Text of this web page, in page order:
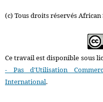
(c) Tous droits réservés African
Ce travail est disponible sous
- Pas d'Utilisation
International.